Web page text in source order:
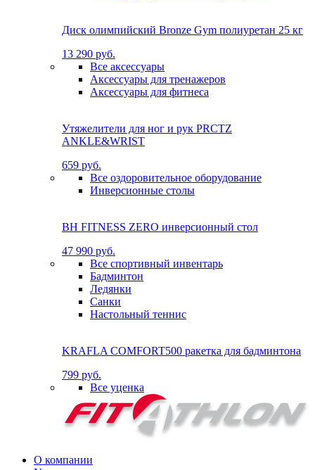
Диск олимпийский Bronze Gym полиуретан 25 кг
13 290 руб.
Все аксессуары
Аксессуары для тренажеров
Аксессуары для фитнеса
Утяжелители для ног и рук PRCTZ
ANKLE&WRIST
659 руб.
Все оздоровительное оборудование
Инверсионные столы
BH FITNESS ZERO инверсионный стол
47 990 руб.
Все спортивный инвентарь
Бадминтон
Ледянки
Санки
Настольный теннис
KRAFLA COMFORT500 ракетка для бадминтона
799 руб.
Все уценка
О компании